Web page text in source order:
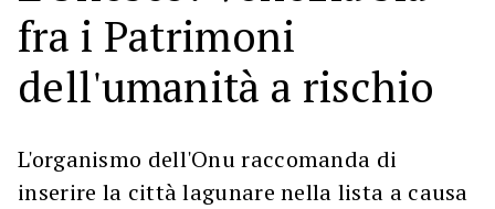
fra i Patrimoni
dell'umanità a rischio
L'organismo dell'Onu raccomanda di
inserire la città lagunare nella lista a causa